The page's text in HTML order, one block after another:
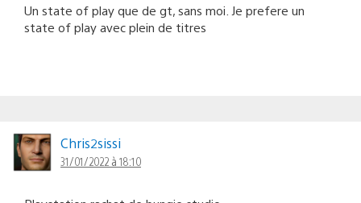
Un state of play que de gt, sans moi. Je prefere un
state of play avec plein de titres
Chris2sissi
31/01/2022 à 18:10